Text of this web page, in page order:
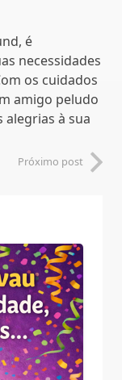
é
necessidades
os cuidados
amigo peludo
à sua
Próximo post